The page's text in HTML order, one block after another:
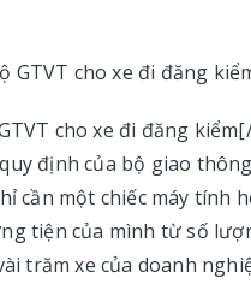
cho xe đi đăng
định của bộ giao
cần một chiếc máy tính
tiện của mình từ số
trăm xe của doanh